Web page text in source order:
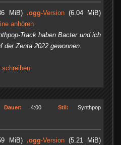
MiB) .ogg-Version(6.04 MiB)
anhören
Track haben Bacter und ich
der Zenta 2022 gewonnen.
schreiben
Dauer: 4:00 Stil: Synthpop
MiB) .ogg-Version(5.21 MiB)